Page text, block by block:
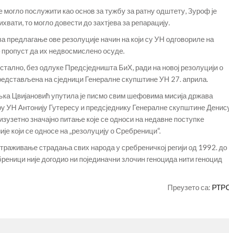
послужити као основ за тужбу за ратну одштету, Зуроф је
то могло довести до захтјева за репарацију.
предлагање ове резолуције начин на који су УН одговориле на
пропуст да их недвосмислено осуде.
без одлуке Предсједништа БиХ, ради на новој резолуцији о
на сједници Генералне скупштине УН 27. априла.
Цвијановић упутила је писмо свим шефовима мисија држава
УН Антонију Гутересу и предсједнику Генералне скупштине
значајно питање које се односи на недавне поступке
који се односе на „резолуцију о Сребреници“.
страдања свих народа у сребреничкој регији од 1992. до
није догодио ни појединачни злочин геноцида нити геноцид
Преузето са: